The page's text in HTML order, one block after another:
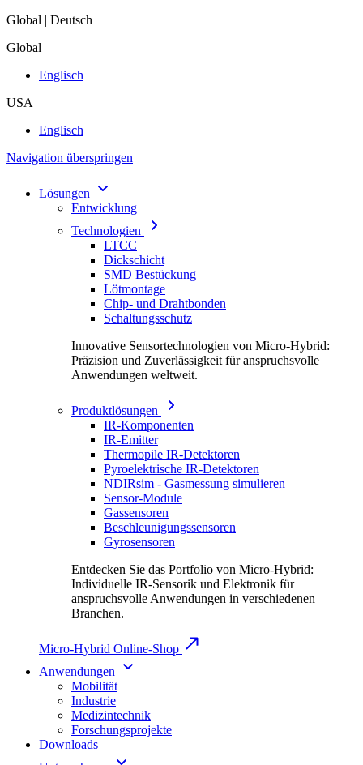
Global | Deutsch
Global
Englisch
USA
Englisch
Navigation überspringen
Lösungen
Entwicklung
Technologien
LTCC
Dickschicht
SMD Bestückung
Lötmontage
Chip- und Drahtbonden
Schaltungsschutz
Innovative Sensortechnologien von Micro-Hybrid:
Präzision und Zuverlässigkeit für anspruchsvolle
Anwendungen weltweit.
Produktlösungen
IR-Komponenten
IR-Emitter
Thermopile IR-Detektoren
Pyroelektrische IR-Detektoren
NDIRsim - Gasmessung simulieren
Sensor-Module
Gassensoren
Beschleunigungssensoren
Gyrosensoren
Entdecken Sie das Portfolio von Micro-Hybrid:
Individuelle IR-Sensorik und Elektronik für
anspruchsvolle Anwendungen in verschiedenen
Branchen.
Micro-Hybrid Online-Shop
Anwendungen
Mobilität
Industrie
Medizintechnik
Forschungsprojekte
Downloads